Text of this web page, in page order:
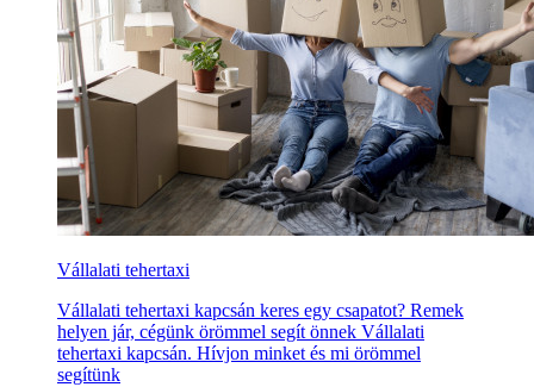
Vállalati tehertaxi
Vállalati tehertaxi kapcsán keres egy csapatot? Remek
helyen jár, cégünk örömmel segít önnek Vállalati
tehertaxi kapcsán. Hívjon minket és mi örömmel
segítünk